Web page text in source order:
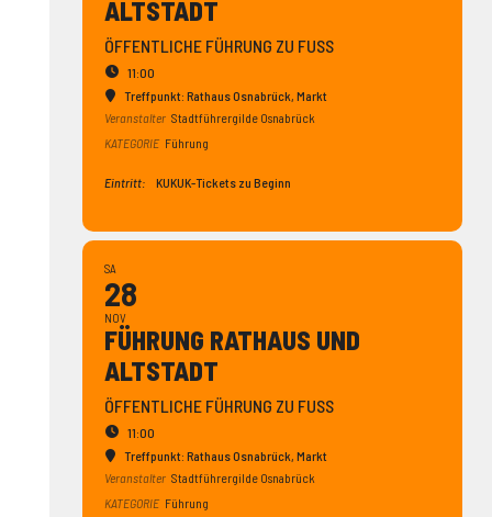
ALTSTADT
ÖFFENTLICHE FÜHRUNG ZU FUSS
11:00
Treffpunkt: Rathaus Osnabrück, Markt
Veranstalter Stadtführergilde Osnabrück
KATEGORIE Führung
Eintritt: KUKUK-Tickets zu Beginn
SA
28
NOV
FÜHRUNG RATHAUS UND
ALTSTADT
ÖFFENTLICHE FÜHRUNG ZU FUSS
11:00
Treffpunkt: Rathaus Osnabrück, Markt
Veranstalter Stadtführergilde Osnabrück
KATEGORIE Führung